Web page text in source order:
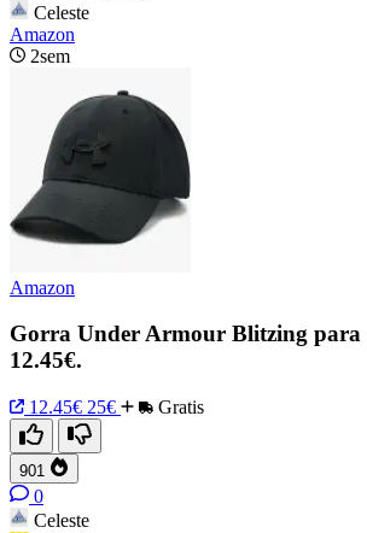
Celeste
Amazon
2sem
Amazon
Gorra Under Armour Blitzing para
12.45€.
12.45€ 25€ Gratis
901
0
Celeste